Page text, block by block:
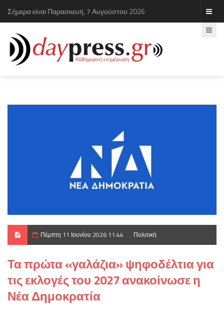
Σήμερα είναι Παρασκευή, 7 Αυγούστου 2026
Πέμπτη 11 Ιουνίου 2026 11:44 Πολιτική
Τα πρώτα «γαλάζια» ψηφοδέλτια για
τις εκλογές του 2027 ανακοίνωσε η
Νέα Δημοκρατία